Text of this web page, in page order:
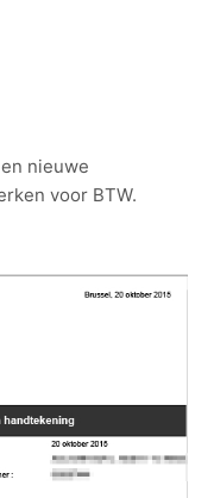
nieuwe
voor BTW.